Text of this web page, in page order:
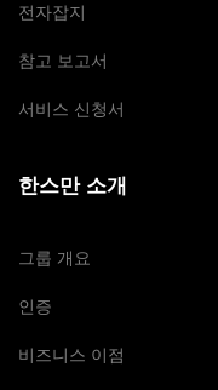
전자잡지
참고 보고서
서비스 신청서
한스만 소개
그룹 개요
인증
비즈니스 이점